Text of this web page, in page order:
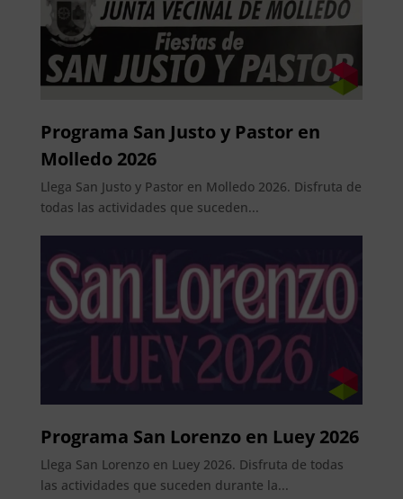
Programa San Justo y Pastor en
Molledo 2026
Llega San Justo y Pastor en Molledo 2026. Disfruta de
todas las actividades que suceden...
Programa San Lorenzo en Luey 2026
Llega San Lorenzo en Luey 2026. Disfruta de todas
las actividades que suceden durante la...